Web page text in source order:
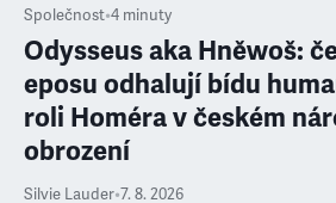
Společnost•4 minuty
Odysseus aka Hněwoš:
eposu odhalují bídu
roli Homéra v českém
obrození
Silvie Lauder•7. 8. 2026